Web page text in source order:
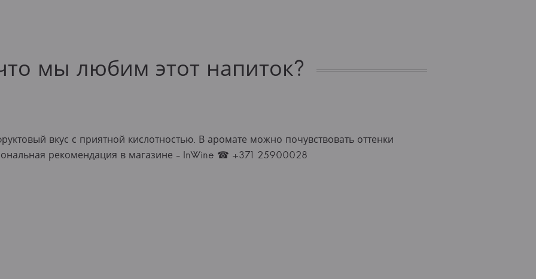
мы любим этот напиток?
вкус с приятной кислотностью. В аромате можно почувствовать оттенки
рекомендация в магазине - InWine ☎ +371 25900028